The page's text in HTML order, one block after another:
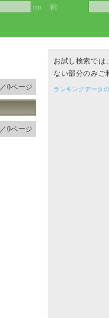
cm 靴
／0ページ
／0ページ
お試し検索では
ない部分のみご
ランキングデータ